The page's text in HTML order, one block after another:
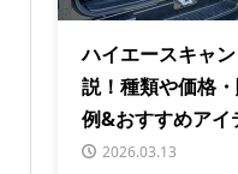
ハイエースキャ
説！種類や価格
例&おすすめアイ
2026.03.13